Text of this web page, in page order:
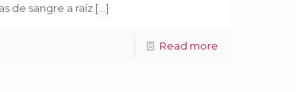
de sangre a raíz[…]
Read more